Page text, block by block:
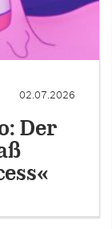
02.07.2026
Der